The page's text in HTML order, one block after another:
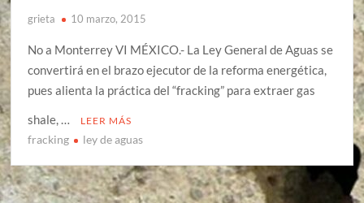
grieta 10 marzo, 2015
No a Monterrey VI MÉXICO.- La Ley General de Aguas se
convertirá en el brazo ejecutor de la reforma energética,
pues alienta la práctica del “fracking” para extraer gas
shale, …
LEER MÁS
fracking ley de aguas